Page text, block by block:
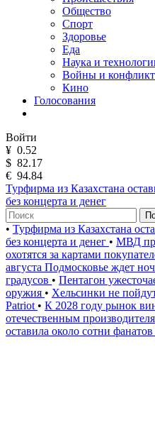
Общество
Спорт
Здоровье
Еда
Наука и
Войны и
Кино
Голосования
Войти
¥ 0.52
$ 82.17
€ 94.84
Турфирма из Казахстана
без концерта и денег
• Турфирма из Казахстана
без концерта и денег • МВД
охотятся за картами
августа Подмосковье ждет
градусов • Пентагон
оружия • Хельсинки не
Patriot • К 2028 году рынок
отечественным
оставила около сотни